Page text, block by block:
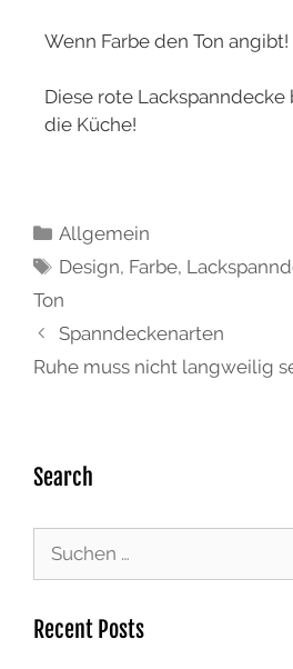
Wenn Farbe den Ton angibt!
Diese rote Lackspanndecke
die Küche!
Allgemein
Design, Farbe,
Ton
Spanndeckenarten
Ruhe muss nicht langweilig
Search
Recent Posts